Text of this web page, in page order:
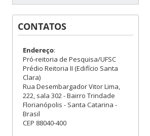
CONTATOS
Endereço:
Pró-reitoria de Pesquisa/UFSC
Prédio Reitoria II (Edifício Santa
Clara)
Rua Desembargador Vitor Lima,
222, sala 302 - Bairro Trindade
Florianópolis - Santa Catarina -
Brasil
CEP 88040-400